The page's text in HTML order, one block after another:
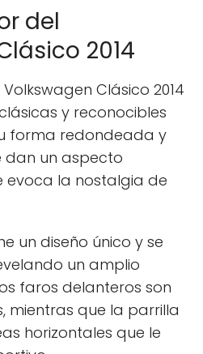
del
2014
Clásico 2014
y reconocibles
forma redondeada y
dan un aspecto
evoca la nostalgia de
un diseño único y se
un amplio
faros delanteros son
mientras que la parrilla
horizontales que le